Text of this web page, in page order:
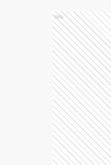
Ads